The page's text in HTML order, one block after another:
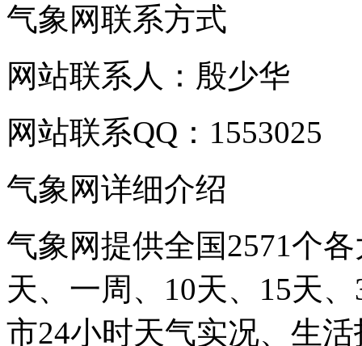
气象网联系方式
网站联系人：殷少华
网站联系QQ：1553025
气象网详细介绍
气象网提供全国2571个
天、一周、10天、15天
市24小时天气实况、生